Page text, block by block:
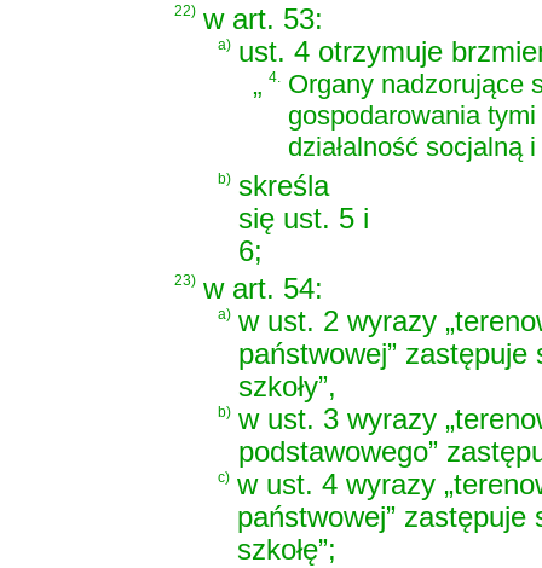
22) w art. 53:
a) ust. 4 otrzymuje
„4. Organy nadzorujące
gospodarowania
działalność socjalną
b) skreśla
się ust. 5 i
6;
23) w art. 54:
a) w ust. 2 wyrazy
państwowej”
szkoły”,
b) w ust. 3 wyrazy
podstawowego”
c) w ust. 4 wyrazy
państwowej” zastępuje
szkołę”;